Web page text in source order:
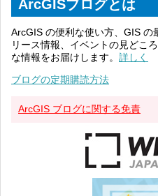
ArcGISブログとは
ArcGIS の便利な使い方、GIS の
リース情報、イベントの見どこ
な情報をお届けします。 詳しく
ブログの定期購読方法
ArcGIS ブログに関する免責